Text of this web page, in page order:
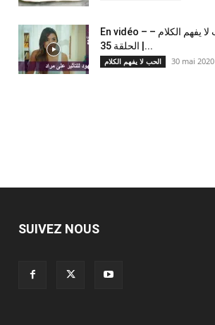
En vidéo – الحب لا يفهم الكلام –
الحلقة 35 |...
الحب لا يفهم الكلام 30 mai 2020
SUIVEZ NOUS